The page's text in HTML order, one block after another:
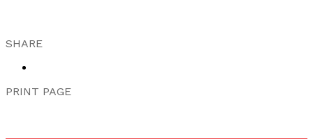
SHARE
PRINT PAGE